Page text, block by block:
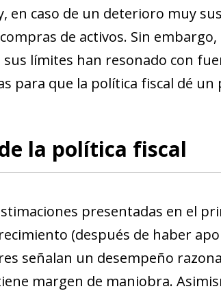
en caso de un deterioro muy
de activos. Sin
límites han resonado con
para que la política fiscal dé un
la política fiscal
presentadas en el
(después de haber
señalan un desempeño
margen de maniobra.